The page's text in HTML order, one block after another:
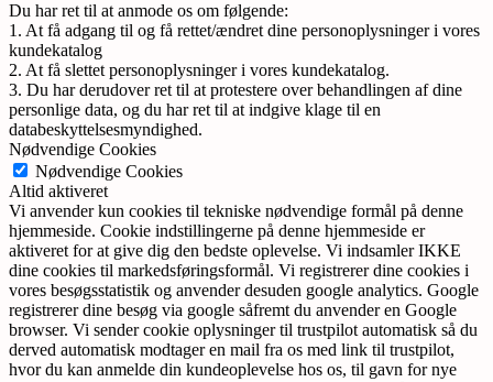
Du har ret til at anmode os om følgende:
1. At få adgang til og få rettet/ændret dine personoplysninger i vores
kundekatalog
2. At få slettet personoplysninger i vores kundekatalog.
3. Du har derudover ret til at protestere over behandlingen af dine
personlige data, og du har ret til at indgive klage til en
databeskyttelsesmyndighed.
Nødvendige Cookies
Nødvendige Cookies
Altid aktiveret
Vi anvender kun cookies til tekniske nødvendige formål på denne
hjemmeside. Cookie indstillingerne på denne hjemmeside er
aktiveret for at give dig den bedste oplevelse. Vi indsamler IKKE
dine cookies til markedsføringsformål. Vi registrerer dine cookies i
vores besøgsstatistik og anvender desuden google analytics. Google
registrerer dine besøg via google såfremt du anvender en Google
browser. Vi sender cookie oplysninger til trustpilot automatisk så du
derved automatisk modtager en mail fra os med link til trustpilot,
hvor du kan anmelde din kundeoplevelse hos os, til gavn for nye